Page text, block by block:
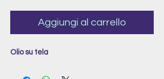
Aggiungi al carrello
Olio su tela